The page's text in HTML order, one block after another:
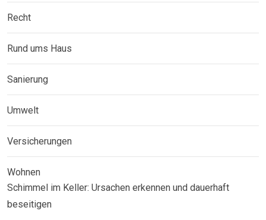
Recht
Rund ums Haus
Sanierung
Umwelt
Versicherungen
Wohnen
Schimmel im Keller: Ursachen erkennen und dauerhaft
beseitigen